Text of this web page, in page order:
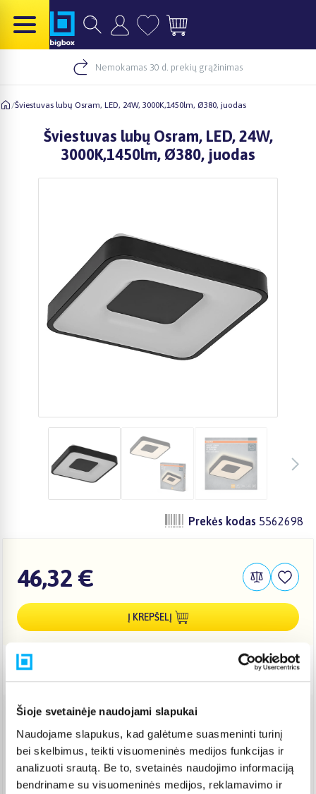
Šioje svetainėje naudojami slapukai
Naudojame slapukus, kad galėtume suasmeninti turinį
bei skelbimus, teikti visuomeninės medijos funkcijas ir
analizuoti srautą. Be to, svetainės naudojimo informaciją
bendriname su visuomeninės medijos, reklamavimo ir
Nemokamas 30 d. prekių grąžinimas
/Šviestuvas lubų Osram, LED, 24W, 3000K,1450lm, Ø380, juodas
Šviestuvas lubų Osram, LED, 24W,
3000K,1450lm, Ø380, juodas
Prekės kodas 5562698
46,32 €
Į KREPŠELĮ
Pristato ir šeštadienį
Rugpjūtis 12d. - Rugpjūtis 17d.
Venipak kurjeris (2,99 €)
Rugpjūtis 12d. - Rugpjūtis 17d.